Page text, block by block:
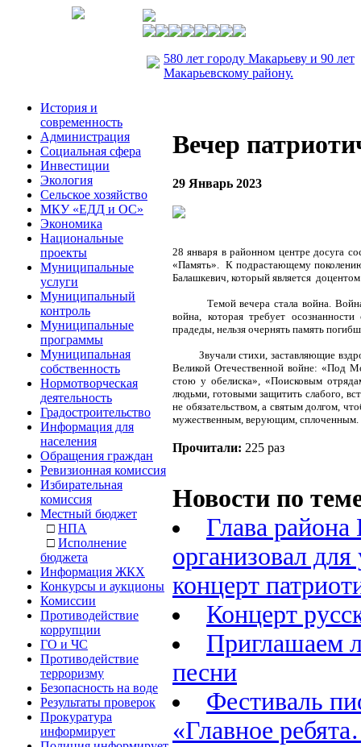
580 лет городу Макарьеву и 90 лет
Макарьевскому району.
История и
современность
Администрация
Социальная сфера
Инвестиции
Экология
Сельское хозяйство
МКУ «ЕДД и ОС»
Экономика
Национальные
проекты
Муниципальные
услуги
Муниципальный
контроль
Муниципальные
программы
Муниципальная
собственность
Нормотворческая
деятельность
Градостроительство
Информация для
населения
Обращения граждан
Ревизионная комиссия
Избирательная
комиссия
Местный бюджет
□ НПА
□ Исполнение
бюджета
Информация ЖКХ
Конкурсы и аукционы
Комиссии
Противодействие
коррупции
ГО и ЧС
Противодействие
терроризму
Безопасность на воде
Результаты проверок
Прокуратура
информирует
Вечер
29 Январь 2023
28 января в районном центре досуга
«Память». К подрастающему
Балашкевич, который является
Темой вечера стала война. Война,
война, которая требует
прадеды, нельзя очернять память
Звучали стихи, заставляющие
Великой Отечественной войне: «Под
стою у обелиска», «Поисковым
людьми, готовыми защитить слабого,
не обязательством, а святым долгом,
мужественным, верующим, сплоченным.
Прочитали: 225 раз
Новости по
Глава
организовал
концерт
Концерт
Приглашаем
песни
Фестиваль
«Главное